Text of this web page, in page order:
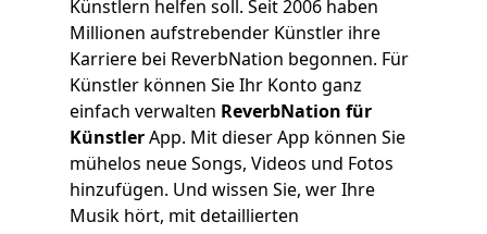
Künstlern helfen soll. Seit 2006 haben
Millionen aufstrebender Künstler ihre
Karriere bei ReverbNation begonnen. Für
Künstler können Sie Ihr Konto ganz
einfach verwalten ReverbNation für
KünstlerApp. Mit dieser App können Sie
mühelos neue Songs, Videos und Fotos
hinzufügen. Und wissen Sie, wer Ihre
Musik hört, mit detaillierten